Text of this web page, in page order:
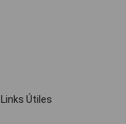
Links Útiles